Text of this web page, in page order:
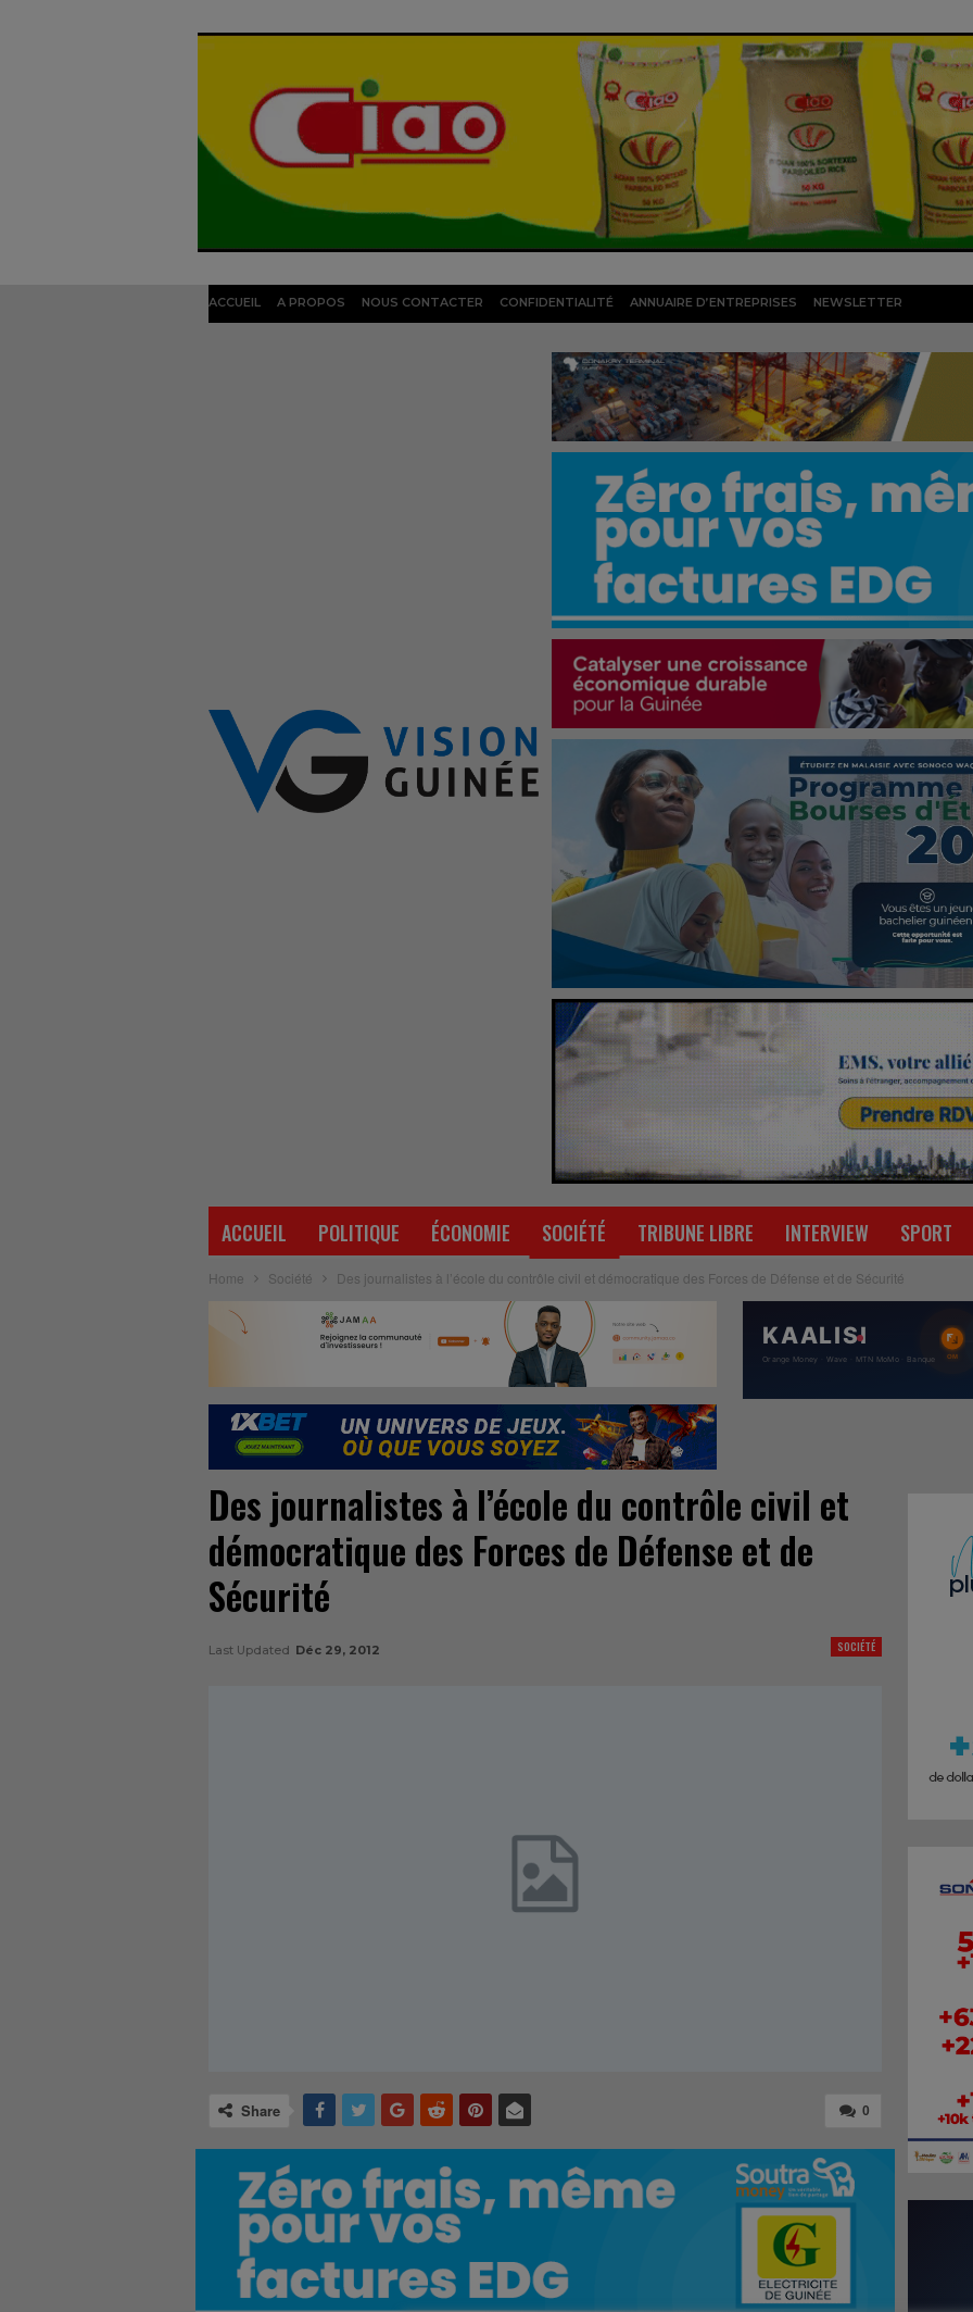
ACCUEIL A PROPOS NOUS CONTACTER CONFIDENTIALITÉ ANNUAIRE D’ENTREPRISES NEWSLETTER
ACCUEIL POLITIQUE ÉCONOMIE SOCIÉTÉ TRIBUNE LIBRE INTERVIEW SPORT
Home Société Des journalistes à l’école du contrôle civil et démocratique des Forces de Défense et de Sécurité
Des journalistes à l’école du contrôle civil et
démocratique des Forces de Défense et de
Sécurité
SOCIÉTÉ
Last Updated Déc 29, 2012
0
Share